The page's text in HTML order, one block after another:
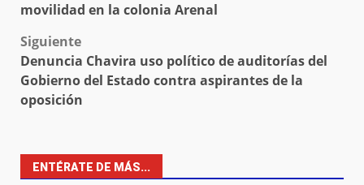
navigation
movilidad en la colonia Arenal
Siguiente
Denuncia Chavira uso político de auditorías del
Gobierno del Estado contra aspirantes de la
oposición
ENTÉRATE DE MÁS...